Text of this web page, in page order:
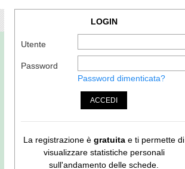
LOGIN
Utente
Password
Password dimenticata?
ACCEDI
La registrazione è gratuita e ti permette di
visualizzare statistiche personali
sull'andamento delle schede.